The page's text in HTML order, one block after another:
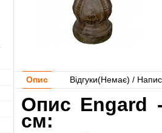
Опис Відгуки(Немає) /
Опис Engard
см: